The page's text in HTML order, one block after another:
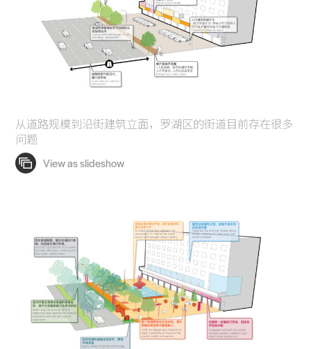
从道路规模到沿街建筑立面，罗湖区的街道目前存在很多
问题